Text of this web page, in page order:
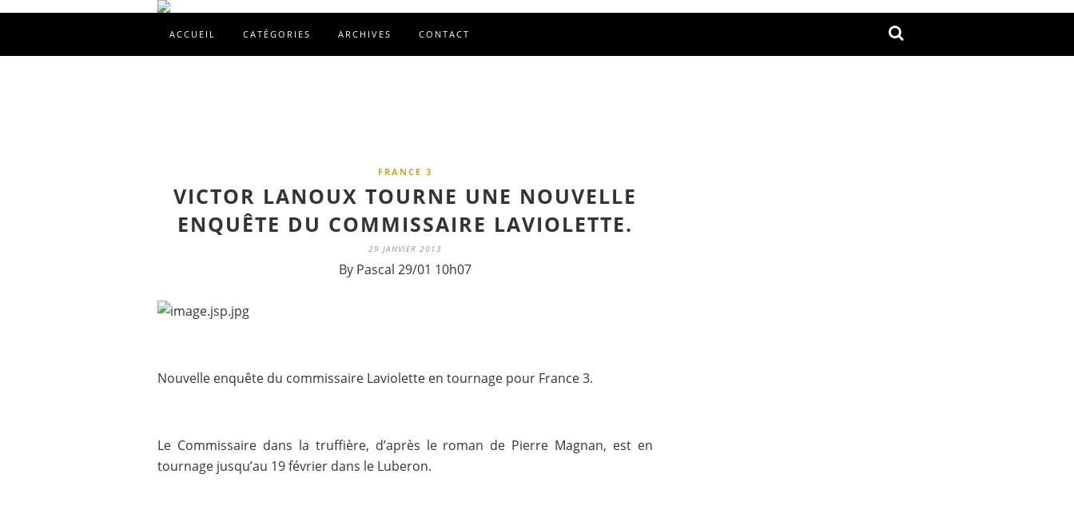
ACCUEIL CATÉGORIES ARCHIVES CONTACT
FRANCE 3
VICTOR LANOUX TOURNE UNE NOUVELLE
ENQUÊTE DU COMMISSAIRE LAVIOLETTE.
29 JANVIER 2013
By Pascal 29/01 10h07
Nouvelle enquête du commissaire Laviolette en tournage pour France 3.
Le Commissaire dans la truffière, d’après le roman de Pierre Magnan, est en
tournage jusqu’au 19 février dans le Luberon.